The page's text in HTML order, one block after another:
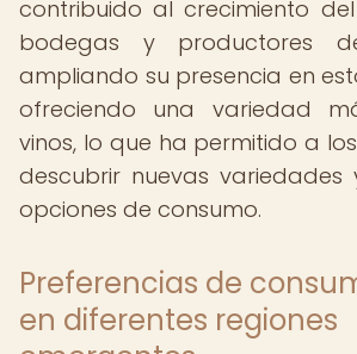
contribuido al crecimiento
bodegas y productores
ampliando su presencia en
ofreciendo una variedad
vinos, lo que ha permitido a
descubrir nuevas variedades
opciones de consumo.
Preferencias de
en diferentes regiones